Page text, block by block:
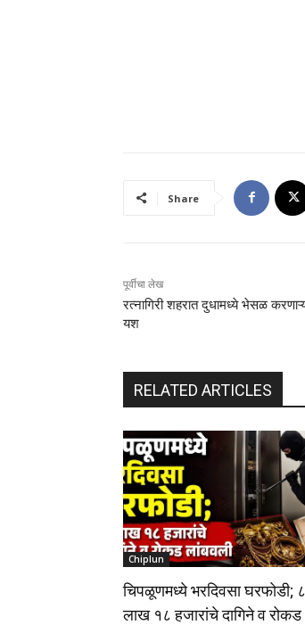
Share
पूर्वीचा लेख
रत्नागिरी शहरात दुधामध्ये भेसळ
यश
RELATED ARTICLES
Chiplun
चिपळूणमध्ये भरदिवसा घरफोडी; ८
लाख १८ हजारांचे दागिने व रोकड